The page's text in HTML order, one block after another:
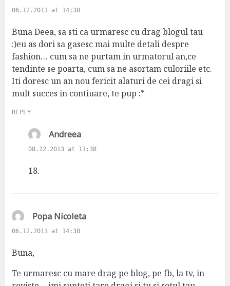
a
s
:
06.12.2013 at 14:38
Buna Deea, sa sti ca urmaresc cu drag blogul tau
:)eu as dori sa gasesc mai multe detali despre
fashion… cum sa ne purtam in urmatorul an,ce
tendinte se poarta, cum sa ne asortam culoriile etc.
Iti doresc un an nou fericit alaturi de cei dragi si
mult succes in contiuare, te pup :*
REPLY
Andreeas
a
08.12.2013 at 11:38
18.
Popa Nicoletas
06.12.2013 at 14:38
Buna,
Te urmaresc cu mare drag pe blog, pe fb, la tv, in